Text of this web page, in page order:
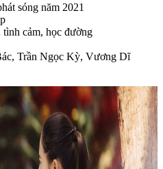
sóng năm 2021
cảm, học đường
Trần Ngọc Kỳ, Vương Dĩ